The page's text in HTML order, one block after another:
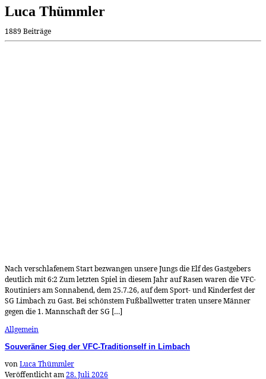
Luca Thümmler
1889 Beiträge
Nach verschlafenem Start bezwangen unsere Jungs die Elf des Gastgebers
deutlich mit 6:2 Zum letzten Spiel in diesem Jahr auf Rasen waren die VFC-
Routiniers am Sonnabend, dem 25.7.26, auf dem Sport- und Kinderfest der
SG Limbach zu Gast. Bei schönstem Fußballwetter traten unsere Männer
gegen die 1. Mannschaft der SG […]
Allgemein
Souveräner Sieg der VFC-Traditionself in Limbach
vonLuca Thümmler
Veröffentlicht am28. Juli 2026